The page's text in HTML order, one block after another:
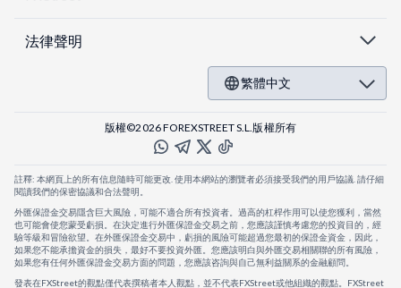
法律聲明
繁體中文
版權©2026 FOREXSTREET S.L.版權所有
註釋: 本網頁上的所有信息隨時可能更改. 使用本網站的瀏覽者必須接受我們的用戶協議. 請仔細
閱讀我們的保密協議和合法聲明。
外匯保證金交易隱含巨大風險，可能不適合所有投資者。過高的杠桿作用可以使您獲利，當然
也可能會使您蒙受虧損。在決定進行外匯保證金交易之前，您應該謹慎考慮您的投資目的，經
驗等級和冒險欲望。在外匯保證金交易中，虧損的風險可能超過您最初的保證金資金，因此，
如果您不能承擔資金的損失，最好不要投資外匯。您應該明白與外匯交易相關聯的所有風險，
如果您有任何外匯保證金交易方面的問題，您應該咨詢與自己無利益關系的金融顧問。
發表在FXStreet的觀點僅代表撰稿者本人觀點，並不代表FXStreet或他組織的觀點。FXStreet